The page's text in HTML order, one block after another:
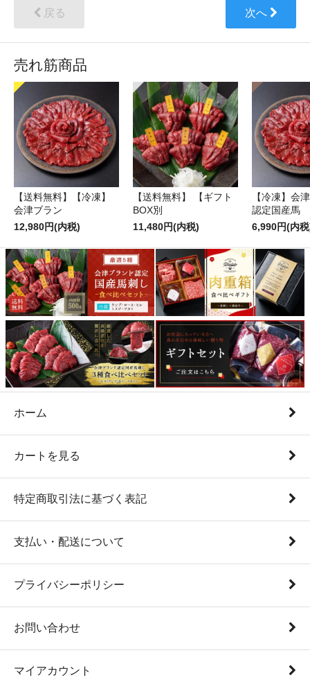
戻る 次へ
売れ筋商品
【送料無料】【冷凍】
会津ブラン
12,980円(内税)
【送料無料】 【ギフト
BOX別
11,480円(内税)
【冷凍】会
認定国産馬
6,990円(内
ホーム
カートを見る
特定商取引法に基づく表記
支払い・配送について
プライバシーポリシー
お問い合わせ
マイアカウント